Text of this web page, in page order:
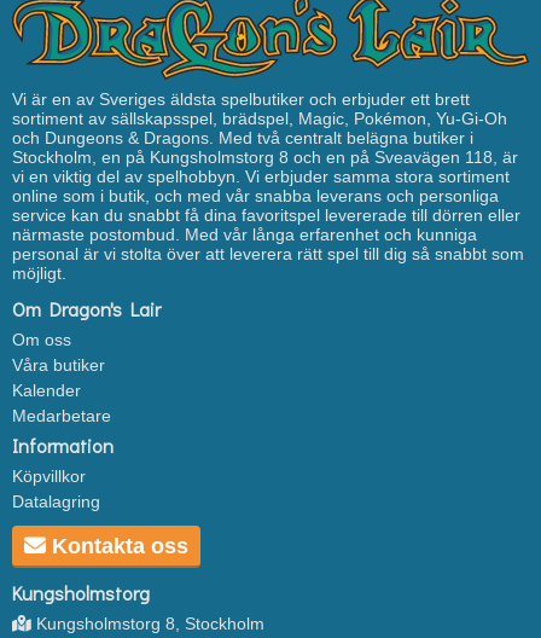
Vi är en av Sveriges äldsta spelbutiker och erbjuder ett brett
sortiment av sällskapsspel, brädspel, Magic, Pokémon, Yu-Gi-Oh
och Dungeons & Dragons. Med två centralt belägna butiker i
Stockholm, en på Kungsholmstorg 8 och en på Sveavägen 118, är
vi en viktig del av spelhobbyn. Vi erbjuder samma stora sortiment
online som i butik, och med vår snabba leverans och personliga
service kan du snabbt få dina favoritspel levererade till dörren eller
närmaste postombud. Med vår långa erfarenhet och kunniga
personal är vi stolta över att leverera rätt spel till dig så snabbt som
möjligt.
Om Dragon's Lair
Om oss
Våra butiker
Kalender
Medarbetare
Information
Köpvillkor
Datalagring
Kontakta oss
Kungsholmstorg
Kungsholmstorg 8, Stockholm